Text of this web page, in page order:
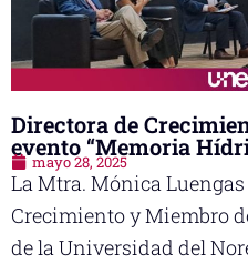
Directora de
evento “Memoria
mayo 28, 2025
La Mtra. Mónica
Crecimiento y Miembro
de la Universidad del